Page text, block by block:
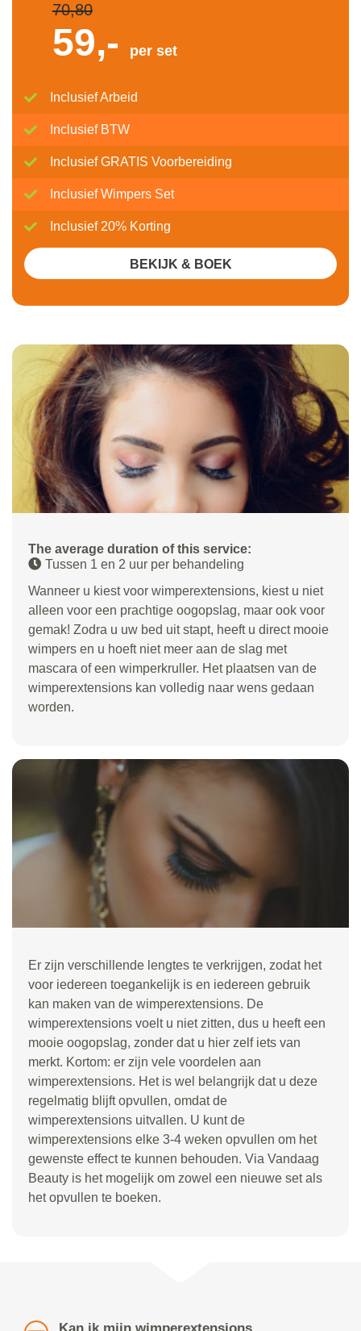
The average duration of this service:
Tussen 1 en 2 uur per behandeling
Wanneer u kiest voor wimperextensions, kiest u niet
alleen voor een prachtige oogopslag, maar ook voor
gemak! Zodra u uw bed uit stapt, heeft u direct mooie
wimpers en u hoeft niet meer aan de slag met
mascara of een wimperkruller. Het plaatsen van de
wimperextensions kan volledig naar wens gedaan
worden.
70,80
59,- per set
Inclusief Arbeid
Inclusief BTW
Inclusief GRATIS Voorbereiding
Inclusief Wimpers Set
Inclusief 20% Korting
BEKIJK & BOEK
Er zijn verschillende lengtes te verkrijgen, zodat het
voor iedereen toegankelijk is en iedereen gebruik
kan maken van de wimperextensions. De
wimperextensions voelt u niet zitten, dus u heeft een
mooie oogopslag, zonder dat u hier zelf iets van
merkt. Kortom: er zijn vele voordelen aan
wimperextensions. Het is wel belangrijk dat u deze
regelmatig blijft opvullen, omdat de
wimperextensions uitvallen. U kunt de
wimperextensions elke 3-4 weken opvullen om het
gewenste effect te kunnen behouden. Via Vandaag
Beauty is het mogelijk om zowel een nieuwe set als
het opvullen te boeken.